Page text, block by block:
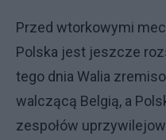
Przed wtorkowymi
Polska jest jeszcze
tego dnia Walia
walczącą Belgią, a
zespołów